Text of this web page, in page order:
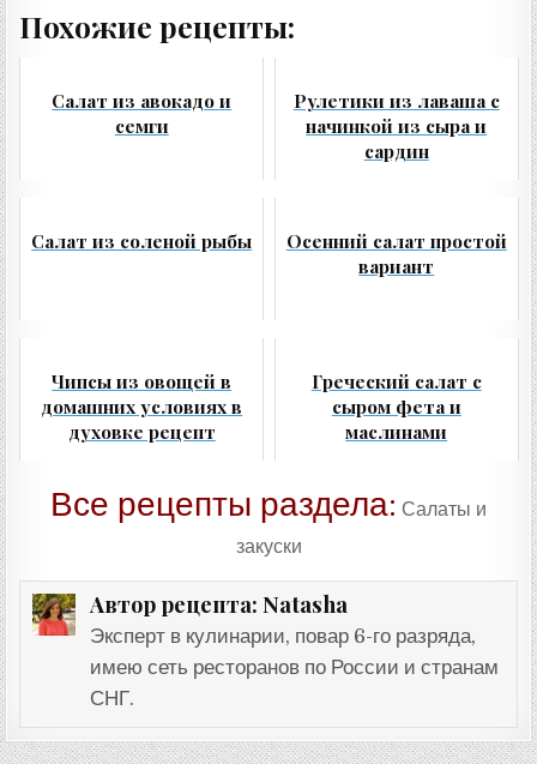
Похожие рецепты:
Салат из авокадо и
семги
Рулетики из лаваша с
начинкой из сыра и
сардин
Салат из соленой рыбы
Осенний салат простой
вариант
Чипсы из овощей в
домашних условиях в
духовке рецепт
Греческий салат с
сыром фета и
маслинами
Все рецепты раздела: Салаты и
закуски
Автор рецепта: Natasha
Эксперт в кулинарии, повар 6-го разряда,
имею сеть ресторанов по России и странам
СНГ.